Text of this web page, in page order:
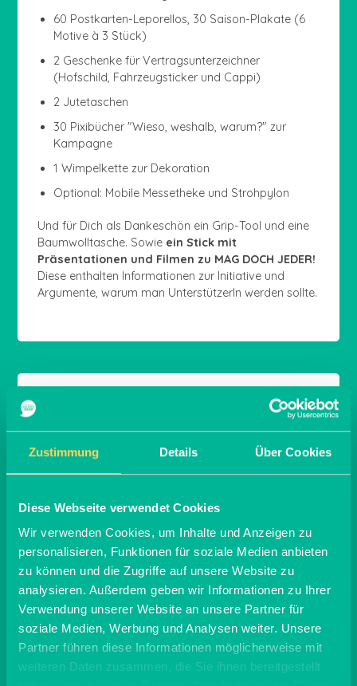
Zustimmung Details Über Cookies
Diese Webseite verwendet Cookies
Wir verwenden Cookies, um Inhalte und Anzeigen zu
personalisieren, Funktionen für soziale Medien anbieten
zu können und die Zugriffe auf unsere Website zu
analysieren. Außerdem geben wir Informationen zu Ihrer
Verwendung unserer Website an unsere Partner für
soziale Medien, Werbung und Analysen weiter. Unsere
Partner führen diese Informationen möglicherweise mit
weiteren Daten zusammen, die Sie ihnen bereitgestellt
60 Postkarten-Leporellos, 30 Saison-Plakate (6
Motive à 3 Stück)
2 Geschenke für Vertragsunterzeichner
(Hofschild, Fahrzeugsticker und Cappi)
2 Jutetaschen
30 Pixibücher "Wieso, weshalb, warum?" zur
Kampagne
1 Wimpelkette zur Dekoration
Optional: Mobile Messetheke und Strohpylon
Und für Dich als Dankeschön ein Grip-Tool und eine
Baumwolltasche. Sowie ein Stick mit
Präsentationen und Filmen zu MAG DOCH JEDER!
Diese enthalten Informationen zur Initiative und
Argumente, warum man UnterstützerIn werden sollte.
MARKETINGPAKET FÜR
VERBRAUCHERINNEN
bei denen VerbraucherInnen über die
werden sollen und ist ideal für Messen,
Marktstände oder kleine Events.Das Paket ist
darauf ausgerichtet, die VerbraucherInnen über die
Landwirtschaft aufzuklären und sie für die Ziele der
Kampagne MAG DOCH JEDER zu sensibilisieren.
Inhalt von Paket L:
50 Samentüten, 50 Pixi-Hefte (Alles rund um´s Ei),